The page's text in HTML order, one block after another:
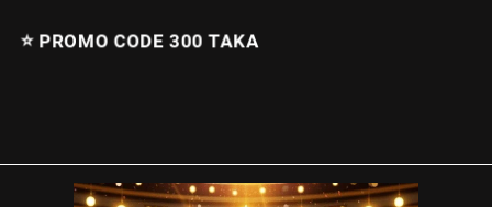
⭐️ PROMO CODE 300 TAKA